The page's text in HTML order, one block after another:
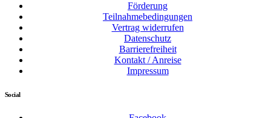
Förderung
Teilnahmebedingungen
Vertrag widerrufen
Datenschutz
Barrierefreiheit
Kontakt / Anreise
Impressum
Social